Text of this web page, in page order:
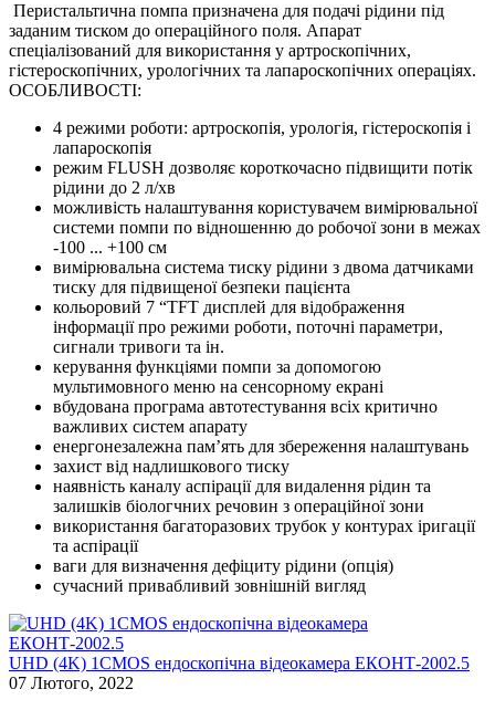
Перистальтична помпа призначена для подачі рідини під
заданим тиском до операційного поля. Апарат
спеціалізований для використання у артроскопічних,
гістероскопічних, урологічних та лапароскопічних операціях.
ОСОБЛИВОСТІ:
4 режими роботи: артроскопія, урологія, гістероскопія і
лапароскопія
режим FLUSH дозволяє короткочасно підвищити потік
рідини до 2 л/хв
можливість налаштування користувачем вимірювальної
системи помпи по відношенню до робочої зони в межах
-100 ... +100 см
вимірювальна система тиску рідини з двома датчиками
тиску для підвищеної безпеки пацієнта
кольоровий 7 “TFT дисплей для відображення
інформації про режими роботи, поточні параметри,
сигнали тривоги та ін.
керування функціями помпи за допомогою
мультимовного меню на сенсорному екрані
вбудована програма автотестування всіх критично
важливих систем апарату
енергонезалежна пам’ять для збереження налаштувань
захист від надлишкового тиску
наявність каналу аспірації для видалення рідин та
залишків біологчних речовин з операційної зони
використання багаторазових трубок у контурах іригації
та аспірації
ваги для визначення дефіциту рідини (опція)
сучасний привабливий зовнішній вигляд
UHD (4K) 1CMOS ендоскопічна відеокамера ЕКОНТ-2002.5
07 Лютого, 2022